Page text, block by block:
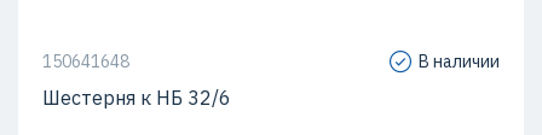
150641648 В наличии
Шестерня к НБ 32/6